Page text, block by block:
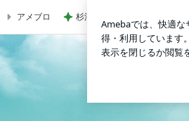
っぱり好きな○○ | 3児ママsaya
アメブロ 杉浦太陽 次女の1歳の誕生日